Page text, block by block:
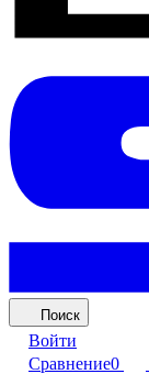
Поиск
Войти
Сравнение0